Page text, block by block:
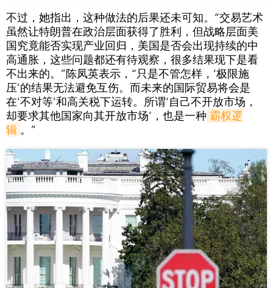
不过，她指出，这种做法的后果还未可知。“交易艺术
虽然让特朗普在政治层面获得了胜利，但战略层面美
国究竟能否实现产业回归，美国是否会出现持续的中
高通胀，这些问题都还有待观察，很多结果现下是看
不出来的。”陈凤英表示，“只是不管怎样，‘极限施
压’的结果无法避免互伤。而未来的国际贸易将会是
在‘不对等’和高关税下运转。所谓‘自己不开放市场，
却要求其他国家向其开放市场’，也是一种 霸权逻
辑 。”